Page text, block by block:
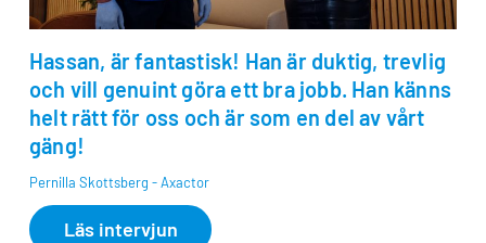
Hassan, är fantastisk! Han är duktig, trevlig
och vill genuint göra ett bra jobb. Han känns
helt rätt för oss och är som en del av vårt
gäng!
Pernilla Skottsberg - Axactor
Läs intervjun